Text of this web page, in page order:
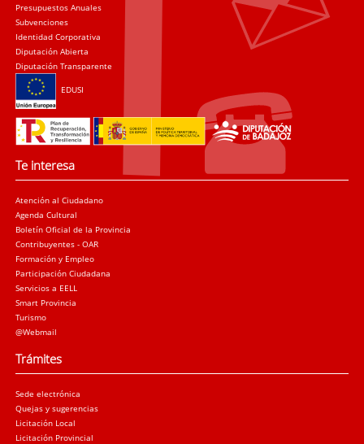
Presupuestos Anuales
Subvenciones
Identidad Corporativa
Diputación Abierta
Diputación Transparente
EDUSI
Te interesa
Atención al Ciudadano
Agenda Cultural
Boletín Oficial de la Provincia
Contribuyentes - OAR
Formación y Empleo
Participación Ciudadana
Servicios a EELL
Smart Provincia
Turismo
@Webmail
Trámites
Sede electrónica
Quejas y sugerencias
Licitación Local
Licitación Provincial